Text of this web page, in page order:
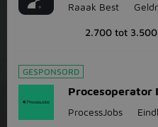
Raaak Best
2.700 tot 3.500
GESPONSORD
Procesoperator
ProcessJobs